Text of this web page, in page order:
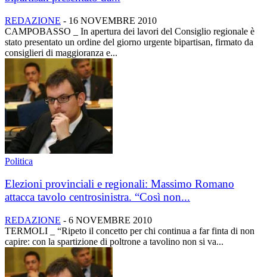
REDAZIONE - 16 NOVEMBRE 2010
CAMPOBASSO _ In apertura dei lavori del Consiglio regionale è
stato presentato un ordine del giorno urgente bipartisan, firmato da
consiglieri di maggioranza e...
Politica
Elezioni provinciali e regionali: Massimo Romano
attacca tavolo centrosinistra. “Così non...
REDAZIONE - 6 NOVEMBRE 2010
TERMOLI _ “Ripeto il concetto per chi continua a far finta di non
capire: con la spartizione di poltrone a tavolino non si va...